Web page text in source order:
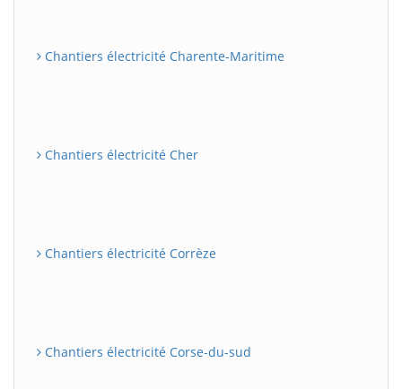
Chantiers électricité Charente-Maritime
Chantiers électricité Cher
Chantiers électricité Corrèze
Chantiers électricité Corse-du-sud